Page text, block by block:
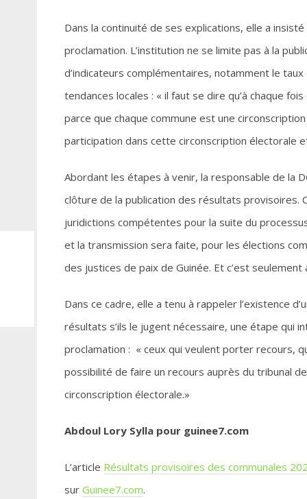
Dans la continuité de ses explications, elle a
proclamation. L’institution ne se limite pas à la
d’indicateurs complémentaires, notamment le
tendances locales : « il faut se dire qu’à chaque
parce que chaque commune est une
participation dans cette circonscription électorale
Abordant les étapes à venir, la responsable de la
clôture de la publication des résultats
juridictions compétentes pour la suite du
et la transmission sera faite, pour les élections
des justices de paix de Guinée. Et c’est
Dans ce cadre, elle a tenu à rappeler l’existence
résultats s’ils le jugent nécessaire, une étape qui
proclamation : « ceux qui veulent porter recours,
possibilité de faire un recours auprès du tribunal
circonscription électorale.»
Abdoul Lory Sylla pour guinee7.com
L’article Résultats provisoires des communales
sur Guinee7.com.